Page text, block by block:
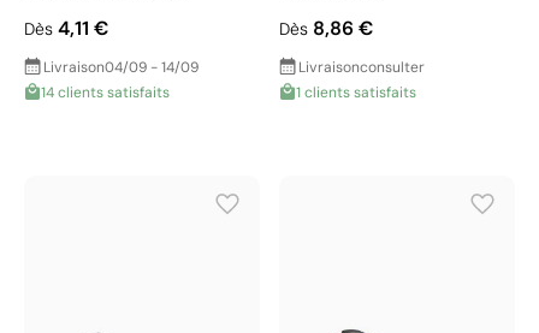
Dès 4,11 €
Livraison04/09 - 14/09
14 clients satisfaits
Dès 8,86 €
Livraisonconsulter
1 clients satisfaits